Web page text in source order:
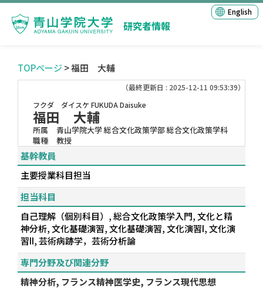
研究者情報
English
TOPページ > 福田 大輔
（最終更新日 : 2025-12-11 09:53:39）
フクダ ダイスケ FUKUDA Daisuke
福田 大輔
所属
青山学院大学 総合文化政策学部 総合文化政策学科
職種
教授
基幹教員
主要授業科目担当
担当科目
自己理解（個別科目）, 総合文化政策学入門, 文化と精
神分析, 文化基礎演習, 文化基礎演習, 文化演習I, 文化演
習II, 芸術病跡学，芸術分析論
専門分野及び関連分野
精神分析, フランス精神医学史, フランス現代思想